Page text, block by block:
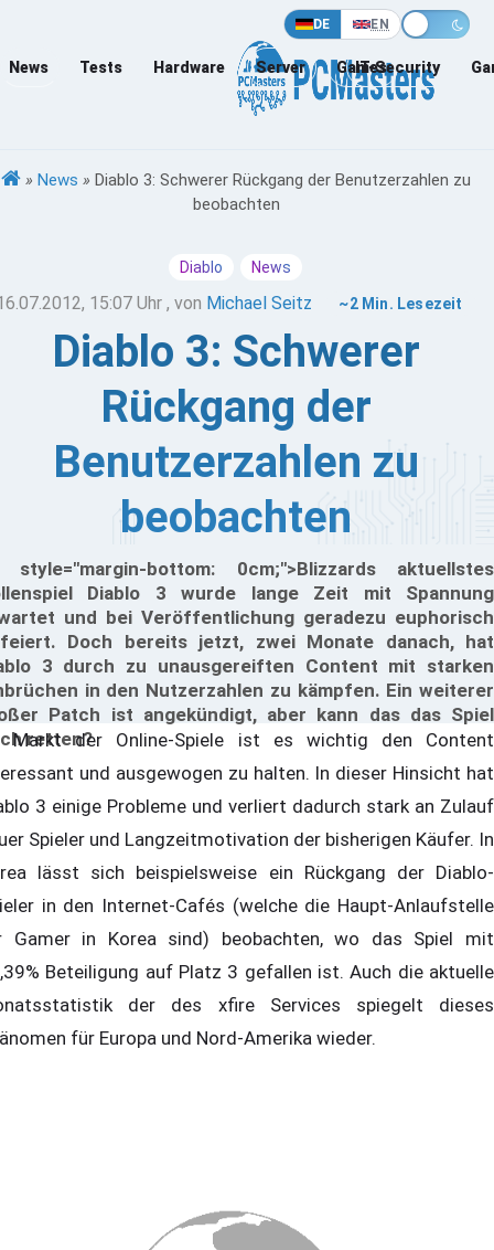
DE EN
News Tests Hardware Server Games
IT-Security
» News » Diablo 3: Schwerer Rückgang der Benutzerzahlen zu
beobachten
Diablo News
15:07 Uhr , von Michael Seitz ~2 Min. Lesezeit
Diablo 3: Schwerer
Rückgang der
Benutzerzahlen zu
beobachten
style="margin-bottom: 0cm;">Blizzards aktuellstes
Diablo 3 wurde lange Zeit mit Spannung
und bei Veröffentlichung geradezu euphorisch
Doch bereits jetzt, zwei Monate danach, hat
3 durch zu unausgereiften Content mit starken
in den Nutzerzahlen zu kämpfen. Ein weiterer
Patch ist angekündigt, aber kann das das Spiel
retten?
Markt der Online-Spiele ist es wichtig den Content
und ausgewogen zu halten. In dieser Hinsicht hat
3 einige Probleme und verliert dadurch stark an Zulauf
Spieler und Langzeitmotivation der bisherigen Käufer. In
lässt sich beispielsweise ein Rückgang der Diablo-
in den Internet-Cafés (welche die Haupt-Anlaufstelle
Gamer in Korea sind) beobachten, wo das Spiel mit
Beteiligung auf Platz 3 gefallen ist. Auch die aktuelle
der des xfire Services spiegelt dieses
für Europa und Nord-Amerika wieder.